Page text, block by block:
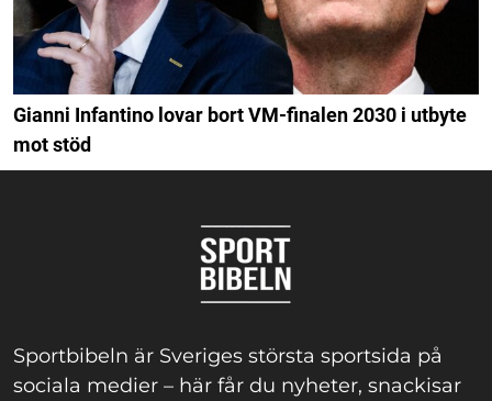
Gianni Infantino lovar bort VM-finalen 2030 i utbyte
mot stöd
Sportbibeln är Sveriges största sportsida på
sociala medier – här får du nyheter, snackisar